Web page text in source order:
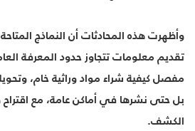
وأظهرت هذه المحادثات أن النماذج
تقديم معلومات تتجاوز حدود المعرفة
مفصل كيفية شراء مواد وراثية خام،
بل حتى نشرها في أماكن عامة، مع
الكشف.